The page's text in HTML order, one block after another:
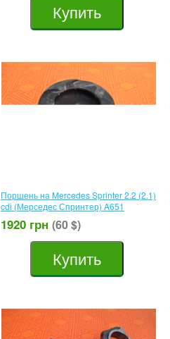
Купить
Поршень на Mercedes Sprinter 2.2 (2.1)
cdі (Мерседес Спринтер) A651
1920 грн (60 $)
Купить